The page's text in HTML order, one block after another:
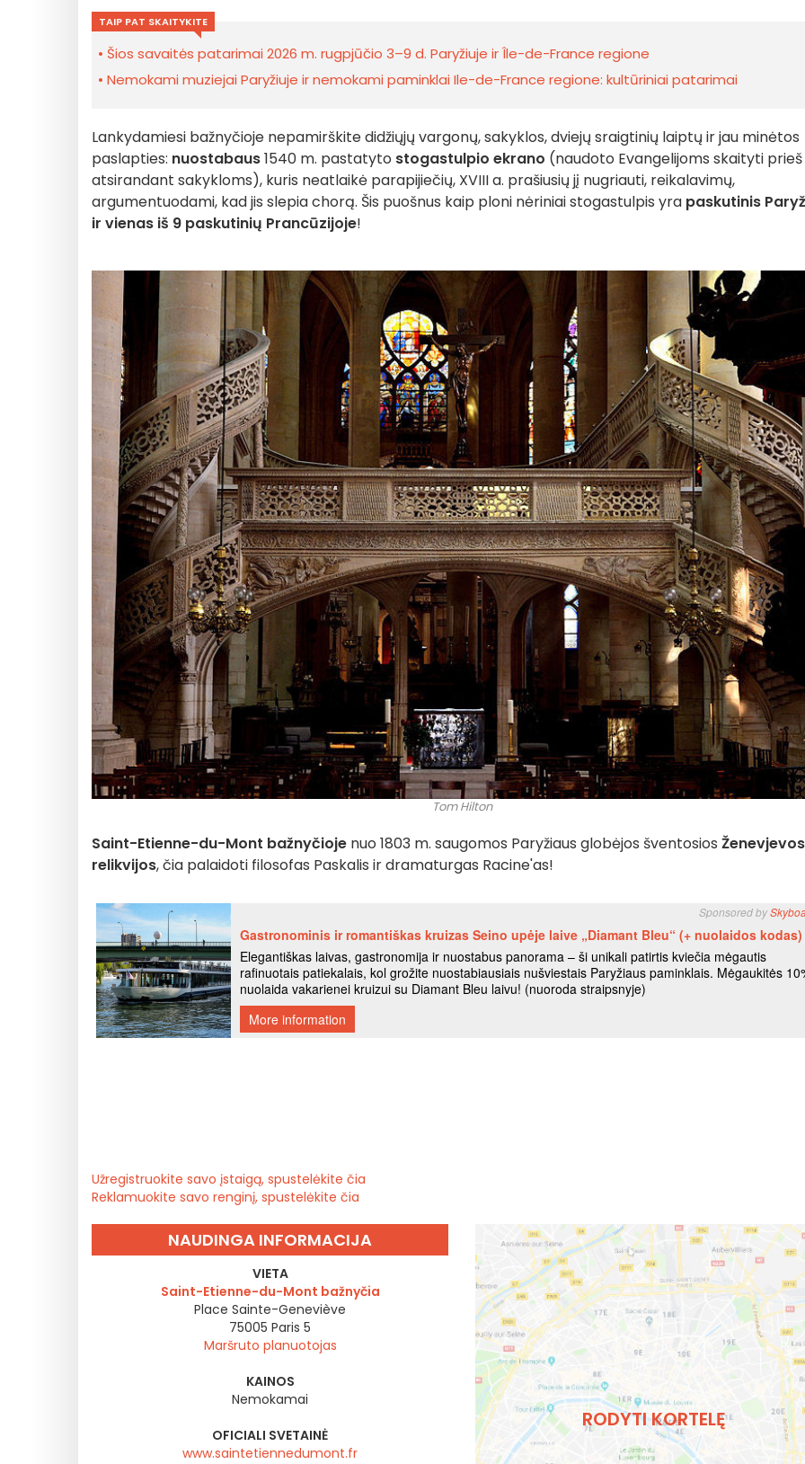
TAIP PAT SKAITYKITE
Šios savaitės patarimai 2026 m. rugpjūčio 3–9 d. Paryžiuje ir Île-de-France regione
Nemokami muziejai Paryžiuje ir nemokami paminklai Ile-de-France regione: kultūriniai patarimai
Lankydamiesi bažnyčioje nepamirškite didžiųjų vargonų, sakyklos, dviejų sraigtinių laiptų ir jau minėtos
paslapties: nuostabaus1540 m. pastatyto stogastulpio ekrano (naudoto Evangelijoms skaityti prieš
atsirandant sakykloms), kuris neatlaikė parapijiečių, XVIII a. prašiusių jį nugriauti, reikalavimų,
argumentuodami, kad jis slepia chorą. Šis puošnus kaip ploni nėriniai stogastulpis yra paskutinis
ir vienas iš 9 paskutinių Prancūzijoje!
Tom Hilton
Saint-Etienne-du-Mont bažnyčioje nuo 1803 m. saugomos Paryžiaus globėjos šventosios Ženevjevos
relikvijos, čia palaidoti filosofas Paskalis ir dramaturgas Racine'as!
Užregistruokite savo įstaigą, spustelėkite čia
Reklamuokite savo renginį, spustelėkite čia
NAUDINGA INFORMACIJA
VIETA
Saint-Etienne-du-Mont bažnyčia
Place Sainte-Geneviève
75005 Paris 5
Maršruto planuotojas
KAINOS
Nemokamai
OFICIALI SVETAINĖ
www.saintetiennedumont.fr
RODYTI KORTELĘ